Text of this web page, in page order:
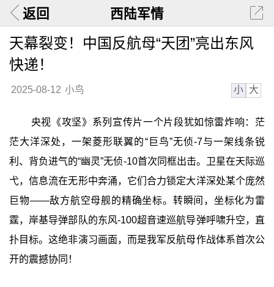
返回 西陆军情
天幕裂变！中国反航母“天团”亮出东风
快递！
2025-08-12 小鸟 小 大
央视《攻坚》系列宣传片一个片段犹如惊雷炸响：茫
茫大洋深处，一架菱形联翼的“巨鸟”无侦-7与一架线条锐
利、背负进气的“幽灵”无侦-10首次同框出击。卫星在天际巡
弋，信息流在无形中奔涌，它们合力锁定大洋深处某个庞然
巨物——敌方航空母舰的精确坐标。转瞬间，坐标化为雷
霆，岸基导弹部队的东风-100超音速巡航导弹呼啸升空，直
扑目标。这绝非演习画面，而是我军反航母作战体系首次公
开的震撼协同！